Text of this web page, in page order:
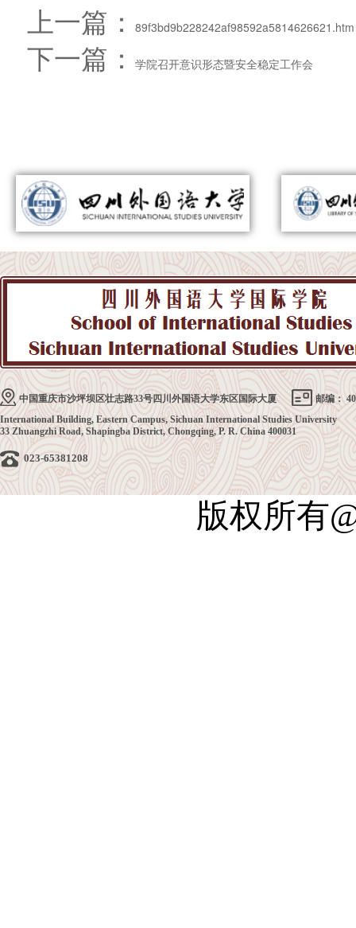
上一篇：89f3bd9b228242af98592a5814626621.htm
下一篇：学院召开意识形态暨安全稳定工作会
中国重庆市沙坪坝区壮志路33号四川外国语大学东区国际大厦
邮编：
International Building, Eastern Campus, Sichuan International Studies University
33 Zhuangzhi Road, Shapingba District, Chongqing, P. R. China 400031
023-65381208
版权所有